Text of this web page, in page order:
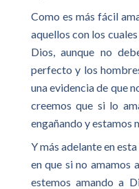
Como es más fácil
aquellos con los
Dios, aunque no
perfecto y los
una evidencia de que
creemos que si lo
engañando y estamos
Y más adelante en
en que si no amamos
estemos amando a